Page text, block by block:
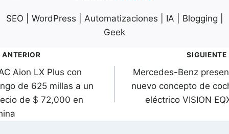
SEO | WordPress | Automatizaciones | IA | Blogging |
Geek
ANTERIOR
Aion LX Plus con
de 625 millas a un
de $ 72,000 en
SIGUIENTE
Mercedes-Benz
nuevo concepto de
eléctrico VISION